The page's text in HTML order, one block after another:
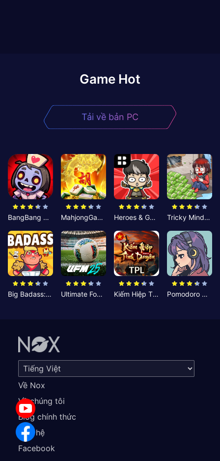
Game Hot
Tải về bản PC
BangBang Zombies:Chiến Shelter MahjongGame Heroes & Gear? Yoink! Tricky Minds: Brainy Puzzle
Big Badass: Game AFK Idle RPG Ultimate Football Manager Kiếm Hiệp Tình Duyên Pomodoro Nhỏ: Giờ Tập Trung
Về Nox
Về chúng tôi
Blog chính thức
Liên hệ
Facebook